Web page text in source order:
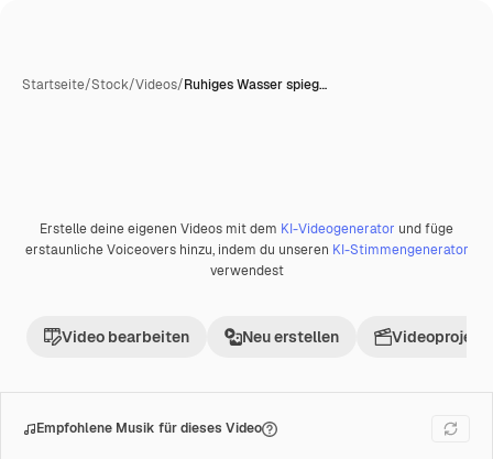
Startseite/Stock/Videos/Ruhiges Wasser spieg…
Premium
Erstelle deine eigenen Videos mit dem KI-Videogenerator und füge
erstaunliche Voiceovers hinzu, indem du unseren KI-Stimmengenerator
verwendest
Video bearbeiten Neu erstellen Videoprojekt
Empfohlene Musik für dieses Video